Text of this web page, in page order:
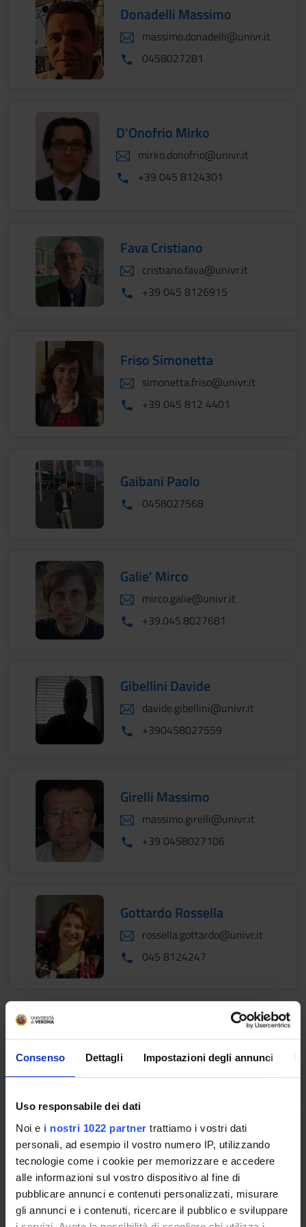
Consenso Dettagli Impostazioni degli annunci
Uso responsabile dei dati
Noi e i nostri 1022 partner trattiamo i vostri dati
personali, ad esempio il vostro numero IP, utilizzando
tecnologie come i cookie per memorizzare e accedere
alle informazioni sul vostro dispositivo al fine di
pubblicare annunci e contenuti personalizzati, misurare
gli annunci e i contenuti, ricercare il pubblico e sviluppare
Donadelli Massimo
massimo.donadelli@univr.it
0458027281
D'Onofrio Mirko
mirko.donofrio@univr.it
+39 045 8124301
Fava Cristiano
cristiano.fava@univr.it
+39 045 8126915
Friso Simonetta
simonetta.friso@univr.it
+39 045 812 4401
Gaibani Paolo
0458027568
Galie' Mirco
mirco.galie@univr.it
+39.045.8027681
Gibellini Davide
davide.gibellini@univr.it
+390458027559
Girelli Massimo
massimo.girelli@univr.it
+39 0458027106
Gottardo Rossella
rossella.gottardo@univr.it
045 8124247
carlo.laudanna@univr.it
Leone Roberto
roberto.leone@univr.it
0458027612